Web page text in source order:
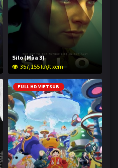
Silo (Mùa 3)
357,155 lượt xem
FULL HD VIETSUB